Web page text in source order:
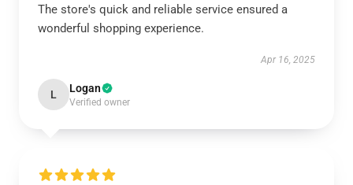
The store's quick and reliable service ensured a
wonderful shopping experience.
Apr 16, 2025
L Logan
Verified owner